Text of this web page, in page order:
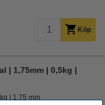
Köp
| 1,75mm | 0,5kg |
1,75 mm